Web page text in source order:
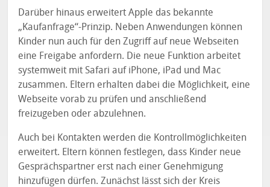
Darüber hinaus erweitert Apple das bekannte
„Kaufanfrage“-Prinzip. Neben Anwendungen können
Kinder nun auch für den Zugriff auf neue Webseiten
eine Freigabe anfordern. Die neue Funktion arbeitet
systemweit mit Safari auf iPhone, iPad und Mac
zusammen. Eltern erhalten dabei die Möglichkeit, eine
Webseite vorab zu prüfen und anschließend
freizugeben oder abzulehnen.
Auch bei Kontakten werden die Kontrollmöglichkeiten
erweitert. Eltern können festlegen, dass Kinder neue
Gesprächspartner erst nach einer Genehmigung
hinzufügen dürfen. Zunächst lässt sich der Kreis